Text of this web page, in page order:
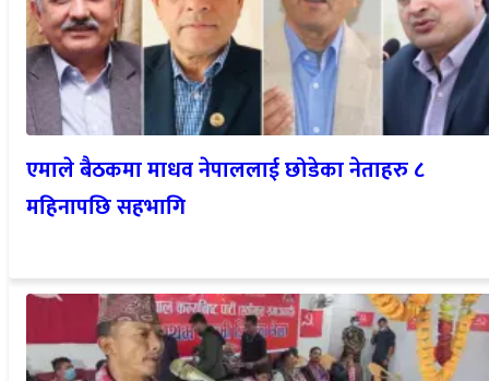
एमाले बैठकमा माधव नेपाललाई छोडेका नेताहरु ८
महिनापछि सहभागि